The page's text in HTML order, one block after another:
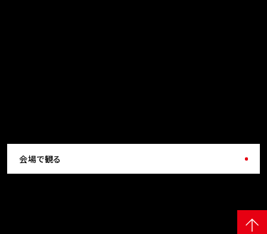
会場で観る